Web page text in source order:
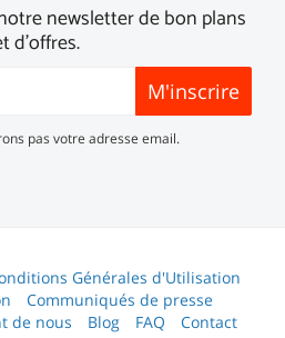
newsletter de bon plans
d'offres.
M'inscrire
pas votre adresse email.
Générales d'Utilisation
Communiqués de presse
de nous Blog FAQ Contact